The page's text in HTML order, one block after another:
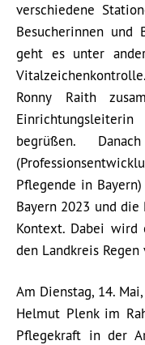
verschiedene
Besucherinnen und
geht es unter
Ronny Raith
begrüßen.
Pflegende in
Bayern 2023 und
Kontext. Dabei wird
den Landkreis
Am Dienstag, 14.
Helmut Plenk im
Pflegekraft in der